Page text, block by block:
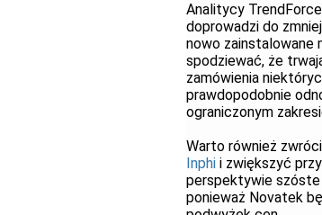
Analitycy
doprowadzi do
nowo zainstalowane
spodziewać, że
zamówienia
prawdopodobnie
ograniczonym
Warto również
Inphi i zwiększyć
perspektywie szóste
ponieważ Novatek